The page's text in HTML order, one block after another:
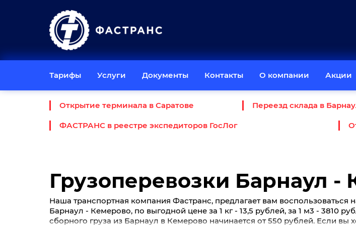
Тарифы Услуги Документы Контакты О компании Акции
Открытие терминала в Саратове Переезд склада в
ФАСТРАНС в реестре экспедиторов ГосЛог
Грузоперевозки Барнаул -
Наша транспортная компания Фастранс, предлагает вам воспользоваться
Барнаул - Кемерово, по выгодной цене за 1 кг - 13,5 рублей, за 1 м3 - 3810
сборного груза из Барнаул в Кемерово начинается от 550 рублей. Если вы